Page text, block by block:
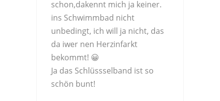
schon,dakennt mich ja keiner.
ins Schwimmbad nicht
unbedingt, ich will ja nicht, das
da iwer nen Herzinfarkt
bekommt! 😀
Ja das Schlüssselband ist so
schön bunt!